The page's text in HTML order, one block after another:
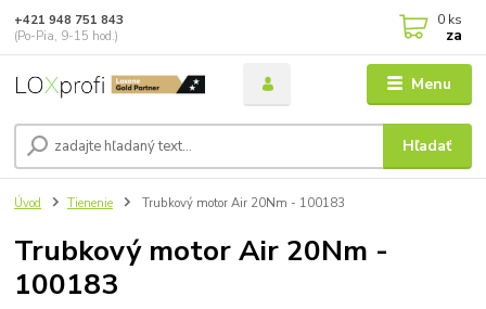
Menu
Hľadať
+421 948 751 843
(Po-Pia, 9-15 hod.)
0 ks
za
Úvod Tienenie Trubkový motor Air 20Nm - 100183
Trubkový motor Air 20Nm -
100183